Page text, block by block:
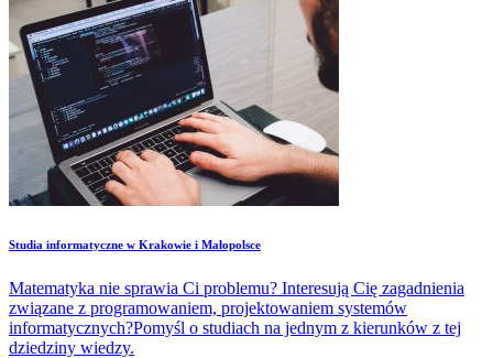
Studia informatyczne w Krakowie i Małopolsce
Matematyka nie sprawia Ci problemu? Interesują Cię zagadnienia
związane z programowaniem, projektowaniem systemów
informatycznych?Pomyśl o studiach na jednym z kierunków z tej
dziedziny wiedzy.